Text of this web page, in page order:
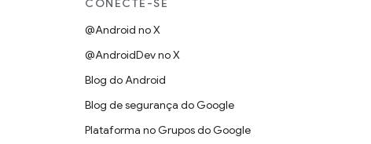
CONECTE-SE
@Android no X
@AndroidDev no X
Blog do Android
Blog de segurança do Google
Plataforma no Grupos do Google